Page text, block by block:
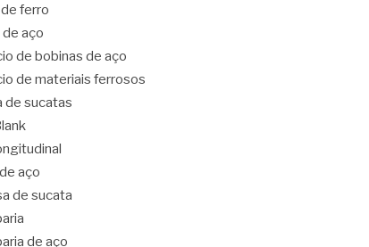
ferro
de aço
de bobinas de aço
de materiais ferrosos
de sucatas
aço
de sucata
de aço